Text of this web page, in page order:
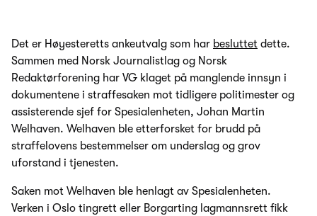
Det er Høyesteretts ankeutvalg som har besluttet dette.
Sammen med Norsk Journalistlag og Norsk
Redaktørforening har VG klaget på manglende innsyn i
dokumentene i straffesaken mot tidligere politimester og
assisterende sjef for Spesialenheten, Johan Martin
Welhaven. Welhaven ble etterforsket for brudd på
straffelovens bestemmelser om underslag og grov
uforstand i tjenesten.
Saken mot Welhaven ble henlagt av Spesialenheten.
Verken i Oslo tingrett eller Borgarting lagmannsrett fikk